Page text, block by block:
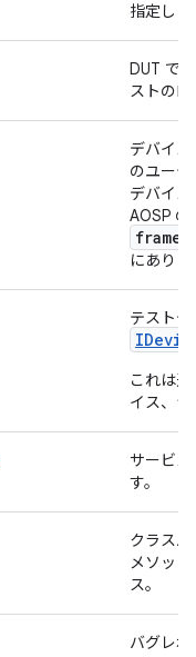
指定し
DUT で
ストの
デバイ
のユーテ
デバイ
AOSP の
にありま
テスト
これは
イス、つ
サービ
す。
クラス
メソッ
ス。
バグレ